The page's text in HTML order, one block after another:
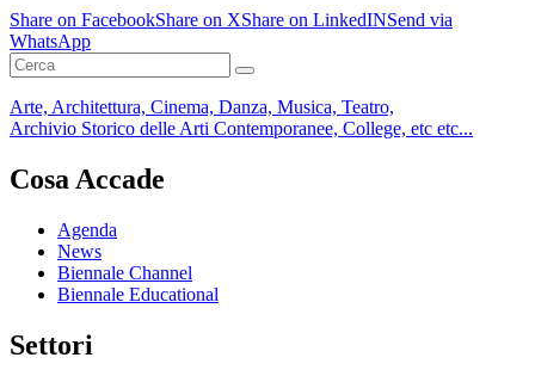
Share on FacebookShare on XShare on LinkedINSend via
WhatsApp
Arte, Architettura, Cinema, Danza, Musica, Teatro,
Archivio Storico delle Arti Contemporanee, College, etc etc...
Cosa Accade
Agenda
News
Biennale Channel
Biennale Educational
Settori